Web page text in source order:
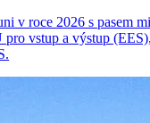
v roce 2026 s pasem
pro vstup a výstup